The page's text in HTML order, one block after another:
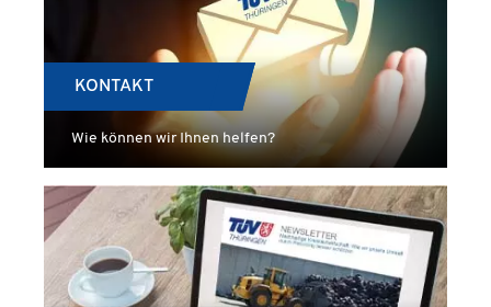
KONTAKT
Wie können wir Ihnen helfen?